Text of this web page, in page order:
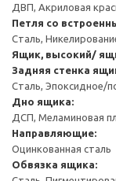
ДВП, Акриловая
Петля со
Сталь,
Ящик, высокий/
Задняя стенка
Сталь, Эпоксидное/
Дно ящика:
ДСП, Меламиновая
Направляющие:
Оцинкованная сталь
Обвязка ящика: